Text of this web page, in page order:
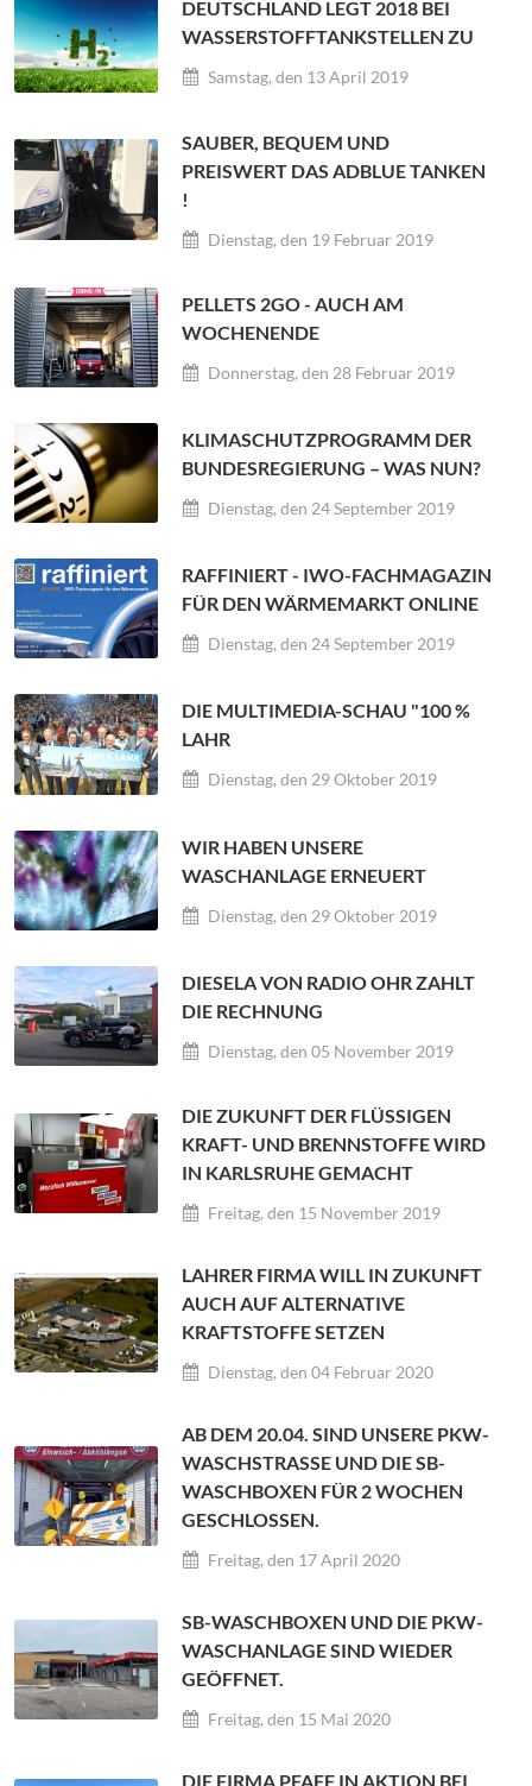
DEUTSCHLAND LEGT 2018 BEI
WASSERSTOFFTANKSTELLEN ZU
Samstag, den 13 April 2019
SAUBER, BEQUEM UND
PREISWERT DAS ADBLUE TANKEN
!
Dienstag, den 19 Februar 2019
PELLETS 2GO - AUCH AM
WOCHENENDE
Donnerstag, den 28 Februar 2019
KLIMASCHUTZPROGRAMM DER
BUNDESREGIERUNG – WAS NUN?
Dienstag, den 24 September 2019
RAFFINIERT - IWO-FACHMAGAZIN
FÜR DEN WÄRMEMARKT ONLINE
Dienstag, den 24 September 2019
DIE MULTIMEDIA-SCHAU "100 %
LAHR
Dienstag, den 29 Oktober 2019
WIR HABEN UNSERE
WASCHANLAGE ERNEUERT
Dienstag, den 29 Oktober 2019
DIESELA VON RADIO OHR ZAHLT
DIE RECHNUNG
Dienstag, den 05 November 2019
DIE ZUKUNFT DER FLÜSSIGEN
KRAFT- UND BRENNSTOFFE WIRD
IN KARLSRUHE GEMACHT
Freitag, den 15 November 2019
LAHRER FIRMA WILL IN ZUKUNFT
AUCH AUF ALTERNATIVE
KRAFTSTOFFE SETZEN
Dienstag, den 04 Februar 2020
AB DEM 20.04. SIND UNSERE PKW-
WASCHSTRASSE UND DIE SB-W
ASCHBOXEN FÜR 2 WOCHEN G
ESCHLOSSEN.
Freitag, den 17 April 2020
SB-WASCHBOXEN UND DIE PKW-
WASCHANLAGE SIND WIEDER
GEÖFFNET.
Freitag, den 15 Mai 2020
DIE FIRMA PFAFF IN AKTION BEI